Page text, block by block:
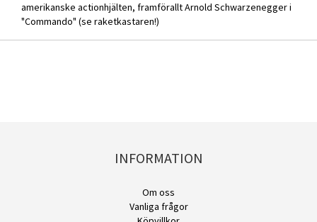
amerikanske actionhjälten, framförallt Arnold Schwarzenegger i
"Commando" (se raketkastaren!)
INFORMATION
Om oss
Vanliga frågor